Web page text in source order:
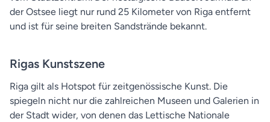
der Ostsee liegt nur rund 25 Kilometer von Riga entfernt
und ist für seine breiten Sandstrände bekannt.
Rigas Kunstszene
Riga gilt als Hotspot für zeitgenössische Kunst. Die
spiegeln nicht nur die zahlreichen Museen und Galerien in
der Stadt wider, von denen das Lettische Nationale